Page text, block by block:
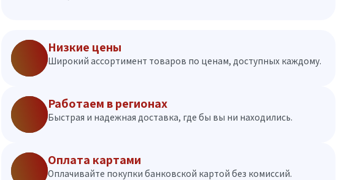
Низкие цены
Широкий ассортимент товаров по ценам, доступных каждому.
Работаем в регионах
Быстрая и надежная доставка, где бы вы ни находились.
Оплата картами
Оплачивайте покупки банковской картой без комиссий.